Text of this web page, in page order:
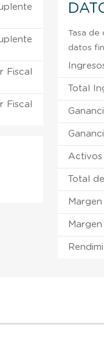
Fiscal
Fiscal
Tasa de
datos
Total
Activos
Total